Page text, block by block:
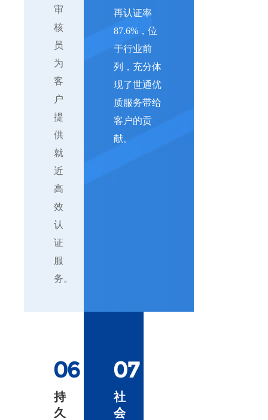
审
核
员
为
客
户
提
供
就
近
高
效
认
证
服
务。
再认证率
87.6%，位
于行业前
列，充分体
现了世通优
质服务带给
客户的贡
献。
06
持
久
07
社
会